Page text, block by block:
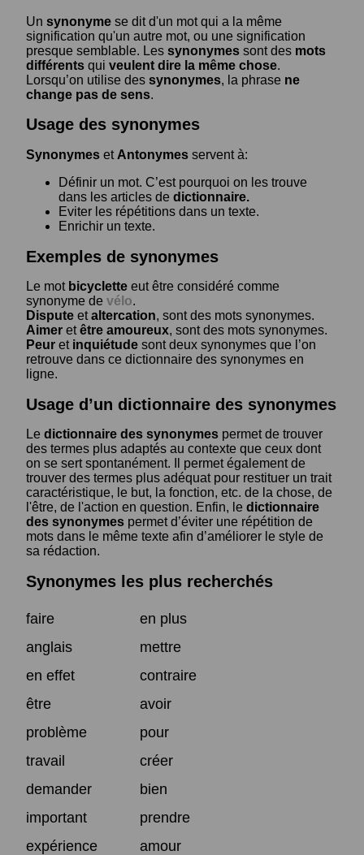
Un synonyme se dit d'un mot qui a la même
signification qu'un autre mot, ou une signification
presque semblable. Les synonymes sont des mots
différents qui veulent dire la même chose.
Lorsqu’on utilise des synonymes, la phrase ne
change pas de sens.
Usage des synonymes
Synonymes et Antonymes servent à:
Définir un mot. C’est pourquoi on les trouve
dans les articles de dictionnaire.
Eviter les répétitions dans un texte.
Enrichir un texte.
Exemples de synonymes
Le mot bicyclette eut être considéré comme
synonyme de vélo.
Dispute etaltercation, sont des mots synonymes.
Aimer etêtre amoureux, sont des mots synonymes.
Peur et inquiétude sont deux synonymes que l’on
retrouve dans ce dictionnaire des synonymes en
ligne.
Usage d’un dictionnaire des synonymes
Le dictionnaire des synonymes permet de trouver
des termes plus adaptés au contexte que ceux dont
on se sert spontanément. Il permet également de
trouver des termes plus adéquat pour restituer un trait
caractéristique, le but, la fonction, etc. de la chose, de
l'être, de l'action en question. Enfin, le dictionnaire
des synonymes permet d’éviter une répétition de
mots dans le même texte afin d’améliorer le style de
sa rédaction.
Synonymes les plus recherchés
faire
en plus
anglais
mettre
en effet
contraire
être
avoir
problème
pour
travail
créer
demander
bien
important
prendre
expérience
amour